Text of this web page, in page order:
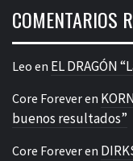
COMENTARIOS
Leo en EL DRAGÓN
Core Foreveren
buenos resultados”
Core Foreveren